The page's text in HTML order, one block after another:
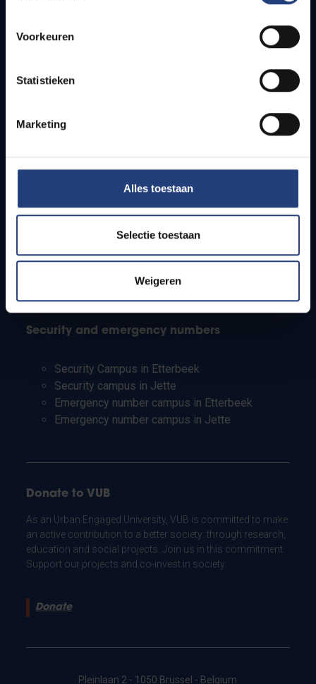
Voorkeuren
Statistieken
Marketing
Alles toestaan
Selectie toestaan
Weigeren
How to get to the VUB campuses
Students
PhD students
Teachers and secondary schools
Working students
Security and emergency numbers
Security Campus in Etterbeek
Security campus in Jette
Emergency number campus in Etterbeek
Emergency number campus in Jette
Donate to VUB
As an Urban Engaged University, VUB is committed to make
an active contribution to a better society: through research,
education and social projects. Join us in this commitment.
Support our projects and co-invest in society.
Donate
Pleinlaan 2 - 1050 Brussel - Belgium